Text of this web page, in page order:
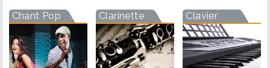
Chant Pop Clarinette Clavier